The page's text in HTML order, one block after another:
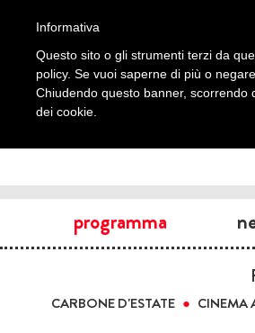
programma
CARBONE D'ESTATE CINEMA
Informativa
Questo sito o gli strumenti terzi da
policy. Se vuoi saperne di più o
Chiudendo questo banner, scorrendo
dei cookie.